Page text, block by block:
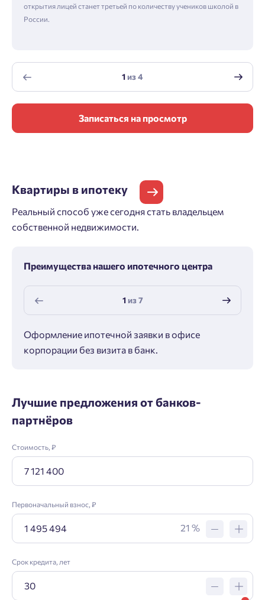
открытия лицей станет третьей по количеству учеников школой в
России.
1из4
Записаться на просмотр
Квартиры в ипотеку
Реальный способ уже сегодня стать владельцем
собственной недвижимости.
Преимущества нашего ипотечного центра
1из7
Оформление ипотечной заявки в офисе
корпорации без визита в банк.
Лучшие предложения от банков-
партнёров
Стоимость, ₽
Первоначальный взнос, ₽
21 %
Срок кредита, лет